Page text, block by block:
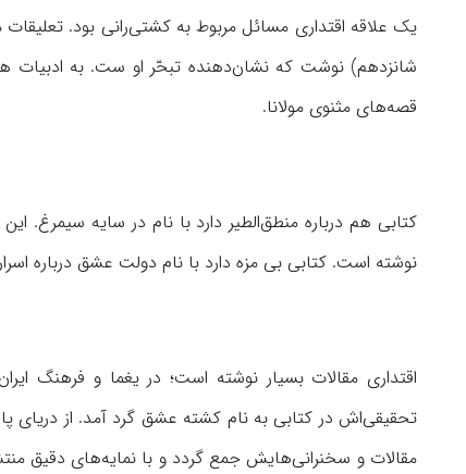
یک علاقه اقتداری مسائل مربوط به کشتی‌رانی بود.
شانزدهم) نوشت که نشان‌دهنده تبحّر او ست. به
قصه‌های مثنوی مولانا.
کتابی هم درباره منطق‌الطیر دارد با نام در سایه سیمرغ.
نوشته است. کتابی بی مزه دارد با نام دولت عشق درباره
تحقیقی‌اش در کتابی به نام کشته عشق گرد آمد. از
مقالات و سخنرانی‌هایش جمع گردد و با نمایه‌های دقیق